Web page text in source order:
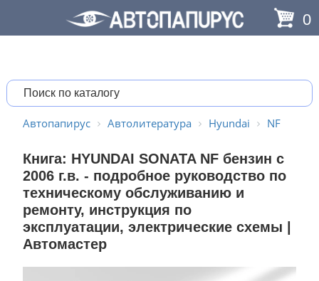
0
Автопапирус Автолитература Hyundai NF
Книга: HYUNDAI SONATA NF бензин с
2006 г.в. - подробное руководство по
техническому обслуживанию и
ремонту, инструкция по
эксплуатации, электрические схемы |
Автомастер